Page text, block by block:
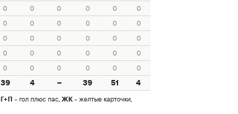
0 0 0 0 0 0
0 0 0 0 0 0
0 0 0 0 0 0
0 0 0 0 0 0
0 0 0 0 0 0
39 4 – 39 51 4
Г+П - гол плюс пас, ЖК- желтые карточки,